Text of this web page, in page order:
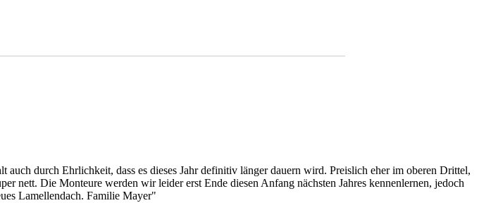
durch Ehrlichkeit, dass es dieses Jahr definitiv länger dauern wird. Preislich eher im oberen Drittel,
nett. Die Monteure werden wir leider erst Ende diesen Anfang nächsten Jahres kennenlernen, jedoch
Lamellendach. Familie Mayer"